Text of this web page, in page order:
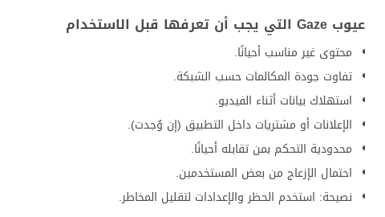
عيوب Gaze التي يجب أن تعرفها قبل الاستخدام
محتوى غير مناسب أحيانًا.
تفاوت جودة المكالمات حسب الشبكة.
استهلاك بيانات أثناء الفيديو.
الإعلانات أو مشتريات داخل التطبيق (إن وُجدت).
محدودية التحكم بمن تقابله أحيانًا.
احتمال الإزعاج من بعض المستخدمين.
نصيحة: استخدم الحظر والإعدادات لتقليل المخاطر.